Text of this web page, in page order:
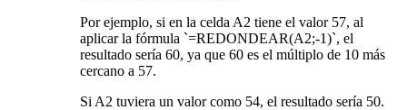
Por ejemplo, si en la celda A2 tiene el valor 57, al
aplicar la fórmula `=REDONDEAR(A2;-1)`, el
resultado sería 60, ya que 60 es el múltiplo de 10 más
cercano a 57.
Si A2 tuviera un valor como 54, el resultado sería 50.